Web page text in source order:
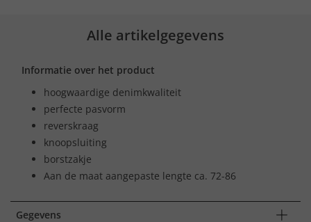
Alle artikelgegevens
Informatie over het product
hoogwaardige denimkwaliteit
perfecte pasvorm
reverskraag
knoopsluiting
borstzakje
Aan de maat aangepaste lengte ca. 72-86
Gegevens